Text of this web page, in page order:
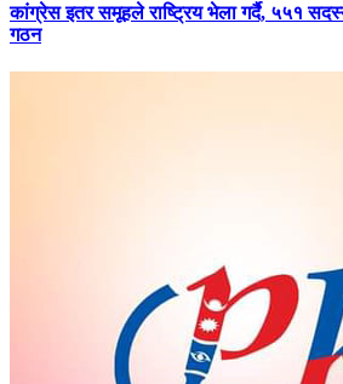
कांग्रेसइतर समूहले राष्ट्रिय भेला गर्दै, ५५१
गठन